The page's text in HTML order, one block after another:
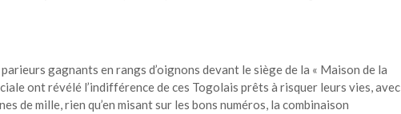
gagnants en rangs d’oignons devant le siège de la « Maison de la
ont révélé l’indifférence de ces Togolais prêts à risquer leurs vies, avec
de mille, rien qu’en misant sur les bons numéros, la combinaison